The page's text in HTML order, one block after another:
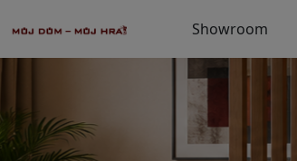
Showroom